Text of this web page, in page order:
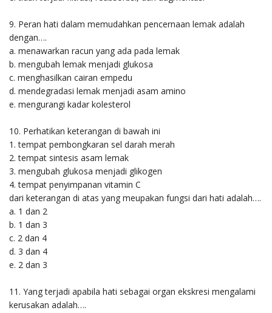
9. Peran hati dalam memudahkan pencernaan lemak adalah
dengan….
a. menawarkan racun yang ada pada lemak
b. mengubah lemak menjadi glukosa
c. menghasilkan cairan empedu
d. mendegradasi lemak menjadi asam amino
e. mengurangi kadar kolesterol
10. Perhatikan keterangan di bawah ini
1. tempat pembongkaran sel darah merah
2. tempat sintesis asam lemak
3. mengubah glukosa menjadi glikogen
4. tempat penyimpanan vitamin C
dari keterangan di atas yang meupakan fungsi dari hati adalah….
a. 1 dan 2
b. 1 dan 3
c. 2 dan 4
d. 3 dan 4
e. 2 dan 3
11. Yang terjadi apabila hati sebagai organ ekskresi mengalami
kerusakan adalah….